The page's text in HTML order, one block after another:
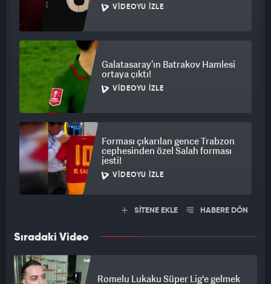
VIDEOYU İZLE
Galatasaray’ın Batrakov Hamlesi
ortaya çıktı!
VIDEOYU İZLE
Forması çıkarılan gence Trabzon
cephesinden özel Salah forması
jesti!
VIDEOYU İZLE
SİTENE EKLE HABERE DÖN
Sıradaki Video
Romelu Lukaku Süper Lig'e gelmek